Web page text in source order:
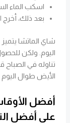
اسكب الماء
بعد ذلك،
شاي الماتشا
اليوم. ولكن
تناوله في
الأيض طوال اليوم
أفضل
على أفضل